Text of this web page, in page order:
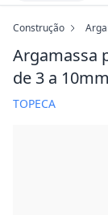
Construção
Argamassa
de 3 a
TOPECA